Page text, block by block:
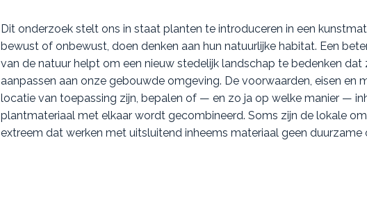
Dit onderzoek stelt ons in staat planten te introduceren in een
bewust of onbewust, doen denken aan hun natuurlijke habitat. Een
van de natuur helpt om een nieuw stedelijk landschap te bedenken dat
aanpassen aan onze gebouwde omgeving. De voorwaarden, eisen en
locatie van toepassing zijn, bepalen of — en zo ja op welke manier —
plantmateriaal met elkaar wordt gecombineerd. Soms zijn de lokale
extreem dat werken met uitsluitend inheems materiaal geen duurzame